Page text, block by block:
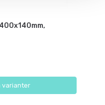
varianter